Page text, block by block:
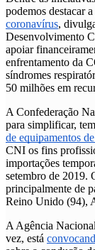
podemos destacar a
coronavírus,
Desenvolvimento
apoiar
enfrentamento da
síndromes
50 milhões em
A Confederação
para simplificar,
de equipamentos
CNI os fins
importações
setembro de 2019.
principalmente de
Reino Unido (94),
A Agência
vez, está